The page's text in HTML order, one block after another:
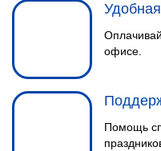
офисе.
Помощь
1